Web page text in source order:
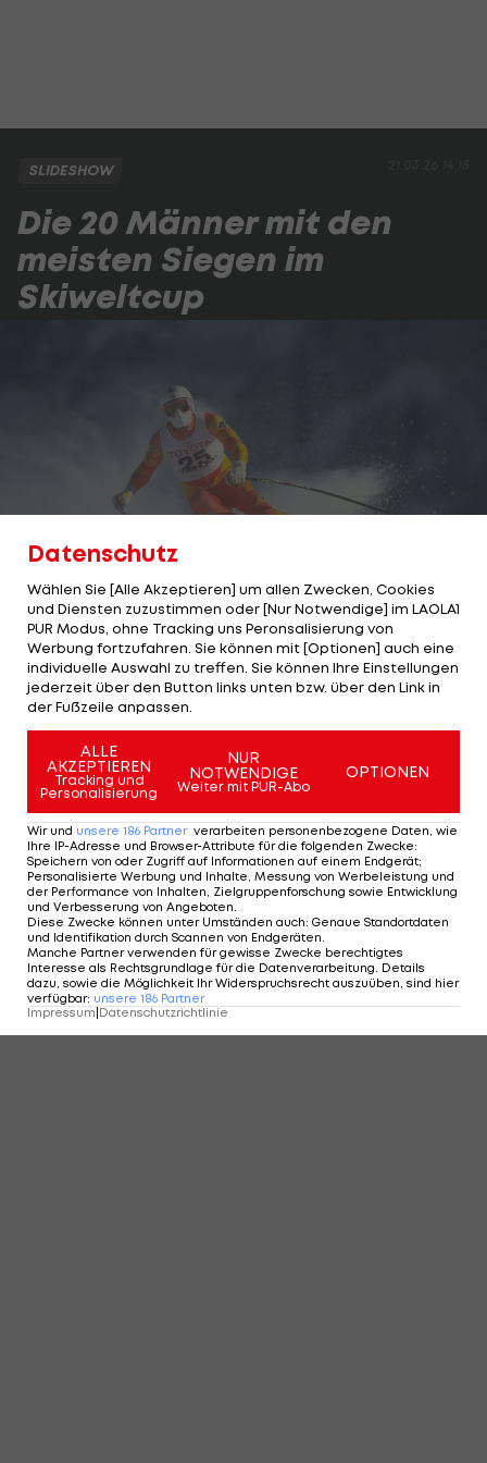
SLIDESHOW
Die 20 Männer mit den
meisten Siegen im
Skiweltcup
3/21 Foto: getty
#18 - Peter Müller (Schweiz)
24 Siege
Abfahrt:
Super-G:2 Siege
Kombination:3 Siege
3 VON 21
KOMMENTARE
Datenschutz
Wählen Sie [Alle Akzeptieren] um allen Zwecken, Cookies
und Diensten zuzustimmen oder [Nur Notwendige] im LAOLA1
PUR Modus, ohne Tracking uns Peronsalisierung von
Werbung fortzufahren. Sie können mit [Optionen] auch eine
individuelle Auswahl zu treffen. Sie können Ihre Einstellungen
jederzeit über den Button links unten bzw. über den Link in
der Fußzeile anpassen.
ALLE
AKZEPTIEREN
Tracking und
Personalisierung
NUR
NOTWENDIGE
Weiter mit PUR-Abo
OPTIONEN
Wir und unsere 186 Partner verarbeiten personenbezogene Daten, wie
Ihre IP-Adresse und Browser-Attribute für die folgenden Zwecke:
Speichern von oder Zugriff auf Informationen auf einem Endgerät;
Personalisierte Werbung und Inhalte, Messung von Werbeleistung und
der Performance von Inhalten, Zielgruppenforschung sowie Entwicklung
und Verbesserung von Angeboten
Diese Zwecke können unter Umständen auch: Genaue Standortdaten
und Identifikation durch Scannen von Endgeräten
Manche Partner verwenden für gewisse Zwecke berechtigtes
Interesse als Rechtsgrundlage für die Datenverarbeitung. Details
dazu, sowie die Möglichkeit Ihr Widerspruchsrecht auszuüben, sind hier
verfügbar: unsere 186 Partner
Impressum|Datenschutzrichtlinie